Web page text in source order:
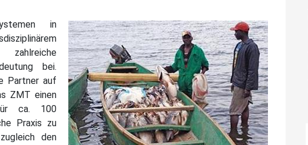
in
zahlreiche
bei.
Partner auf
ZMT einen
für ca. 100
Praxis zu
den